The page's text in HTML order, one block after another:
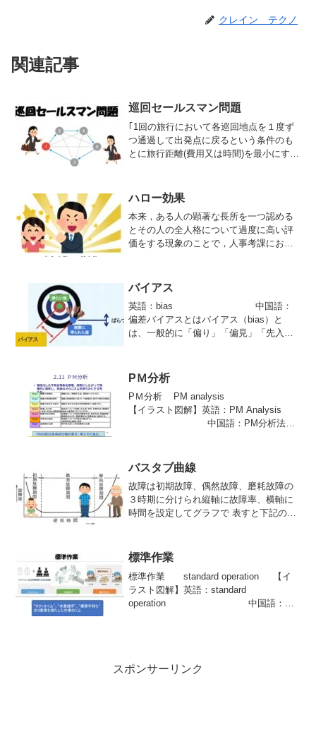
クレイン テクノ
関連記事
巡回セールスマン問題
｢1回の旅行において各巡回地点を１度ず
つ通過して出発点に戻るという条件のも
とに旅行距離(費用又は時間)を最小にする
ハロー効果
本来，ある人の顕著な長所を一つ認める
とその人の全人格について過度に高い評
価をする現象のことで，人事考課におい
他の考課結果も影響を受けて良くなった
バイアス
英語：bias 中国語：
偏差バイアスとはバイアス（bias）と
は、一般的に「偏り」「偏見」「先入
上はデータの母集団や標本、分析結果か
ら立てられる仮説などに生じる偏りを意
味します。
PＭ分析
PＭ分析 PM analysis
【イラスト図解】英語：PM Analysis
中国語：PM分析法
（Principle）に従...
バスタブ曲線
故障は初期故障、偶然故障、磨耗故障の
３時期に分けられ縦軸に故障率、横軸に
時間を設定してグラフで 表すと下記のグ
率曲線である
標準作業
標準作業 standard operation 【イ
ラスト図解】英語：standard
operation 中国語：标
スポンサーリンク